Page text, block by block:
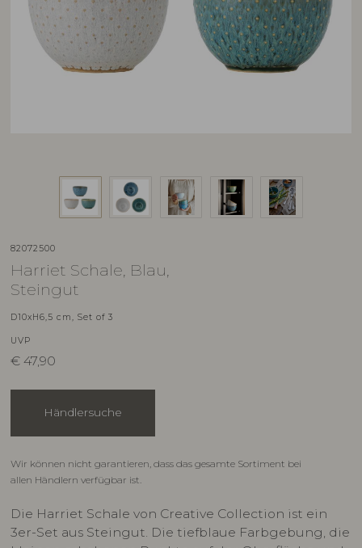
82072500
Harriet Schale, Blau,
Steingut
D10xH6,5 cm, Set of 3
UVP
€ 47,90
Händlersuche
Wir können nicht garantieren, dass das gesamte Sortiment bei
allen Händlern verfügbar ist.
Die Harriet Schale von Creative Collection ist ein
3er-Set aus Steingut. Die tiefblaue Farbgebung, die